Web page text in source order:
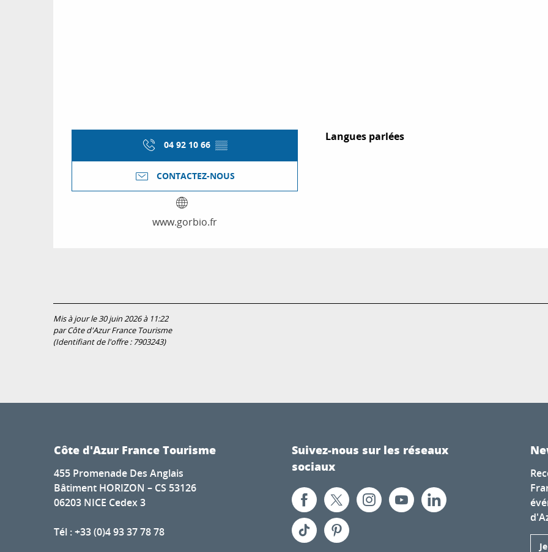
04 92 10 66 ▒▒
CONTACTEZ-NOUS
www.gorbio.fr
Langues parlées
Langues parlées
Mis à jour le 30 juin 2026 à 11:22
par Côte d'Azur France Tourisme
(Identifiant de l'offre : 7903243)
Côte d'Azur France Tourisme
455 Promenade Des Anglais
Bâtiment HORIZON – CS 53126
06203 NICE Cedex 3
Tél : +33 (0)4 93 37 78 78
Suivez-nous sur les réseaux
sociaux